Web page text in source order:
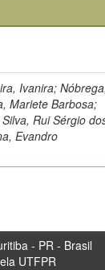
Ivanira; Nóbrega,
Mariete Barbosa;
Rui Sérgio
Evandro
- Curitiba -
UTFPR